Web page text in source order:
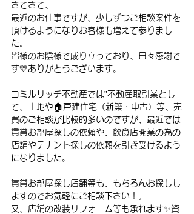
さてさて、
最近のお仕事ですが、少しずつご相談案件を
頂けるようになりお客様も増えて参りまし
た。
皆様のお陰様で成り立っており、日々感謝で
す💛ありがとうございます。
コミルリッチ不動産では”不動産取引業とし
て、土地や🏠戸建住宅（新築・中古）等、売
買のご相談が比較的多いのですが、最近では
賃貸お部屋探しの依頼や、飲食店開業の為の
店舗やテナント探しの依頼を引き受けるよう
になりました。
賃貸お部屋探し店舗等も、もちろんお探しし
ますのでお気軽にご相談下さい！。
又、店舗の改装リフォーム等も承れます✨資